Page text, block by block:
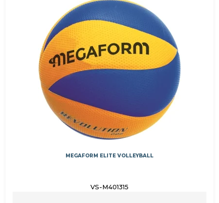
MEGAFORM ELITE VOLLEYBALL
VS-M401315